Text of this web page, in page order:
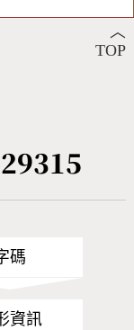
查詢
Service
︿
TOP
碼
資訊